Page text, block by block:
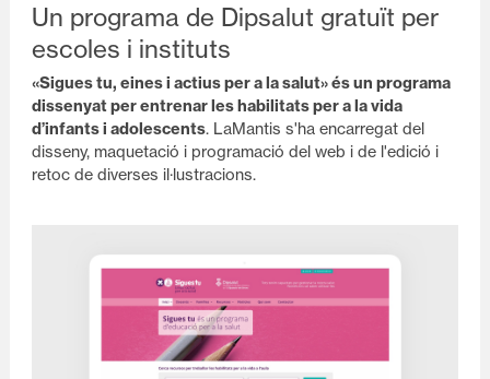
Un programa de Dipsalut gratuït per
escoles i instituts
«Sigues tu, eines i actius per a la salut» és un programa
dissenyat per entrenar les habilitats per a la vida
d’infants i adolescents. LaMantis s'ha encarregat del
disseny, maquetació i programació del web i de l'edició i
retoc de diverses il·lustracions.